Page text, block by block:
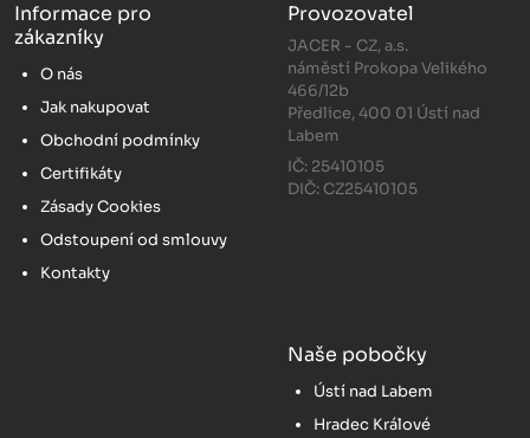
Informace pro
zákazníky
O nás
Jak nakupovat
Obchodní podmínky
Certifikáty
Zásady Cookies
Odstoupení od smlouvy
Kontakty
Provozovatel
JACER - CZ, a.s.
náměstí Prokopa Velikého
466/12b
Předlice, 400 01 Ústí nad
Labem
IČ: 25410105
DIČ: CZ25410105
Naše pobočky
Ústí nad Labem
Hradec Králové